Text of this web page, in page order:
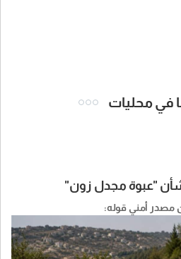
في محليات
"عبوة مجدل زون"
مصدر أمني قوله: